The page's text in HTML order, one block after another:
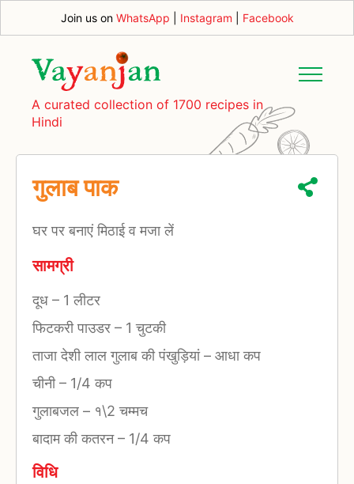
Join us on WhatsApp Instagram Facebook
A curated collection of 1700 recipes in
Hindi
गुलाब पाक
घर पर बनाएं मिठाई व मजा लें
सामग्री
दूध – 1 लीटर
फिटकरी पाउडर – 1 चुटकी
ताजा देशी लाल गुलाब की पंखुड़ियां– आधा कप
चीनी– 1/4 कप
गुलाबजल – १\2 चम्मच
बादाम की कतरन– 1/4 कप
विधि